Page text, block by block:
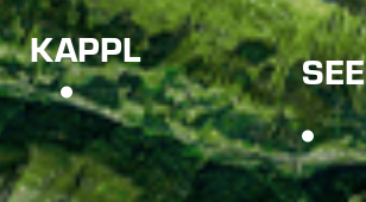
KAPPL
SEE